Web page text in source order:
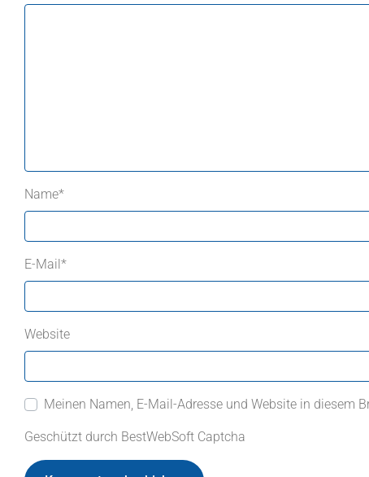
Name*
E-Mail *
Website
Meinen Namen, E-Mail-Adresse und Website in diesem
Geschützt durch BestWebSoft Captcha